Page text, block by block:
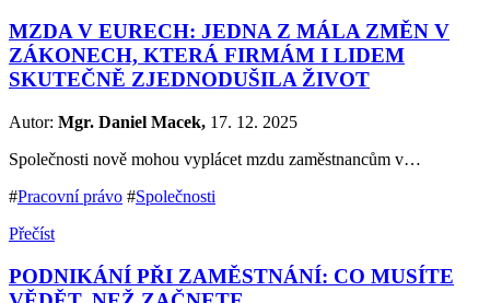
MZDA V EURECH: JEDNA Z MÁLA ZMĚN V
ZÁKONECH, KTERÁ FIRMÁM I LIDEM
SKUTEČNĚ ZJEDNODUŠILA ŽIVOT
Autor: Mgr. Daniel Macek, 17. 12. 2025
Společnosti nově mohou vyplácet mzdu zaměstnancům v…
#Pracovní právo #Společnosti
Přečíst
PODNIKÁNÍ PŘI ZAMĚSTNÁNÍ: CO MUSÍTE